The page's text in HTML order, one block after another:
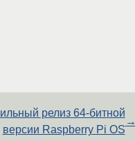
релиз 64-битной
версии Raspberry Pi OS
→